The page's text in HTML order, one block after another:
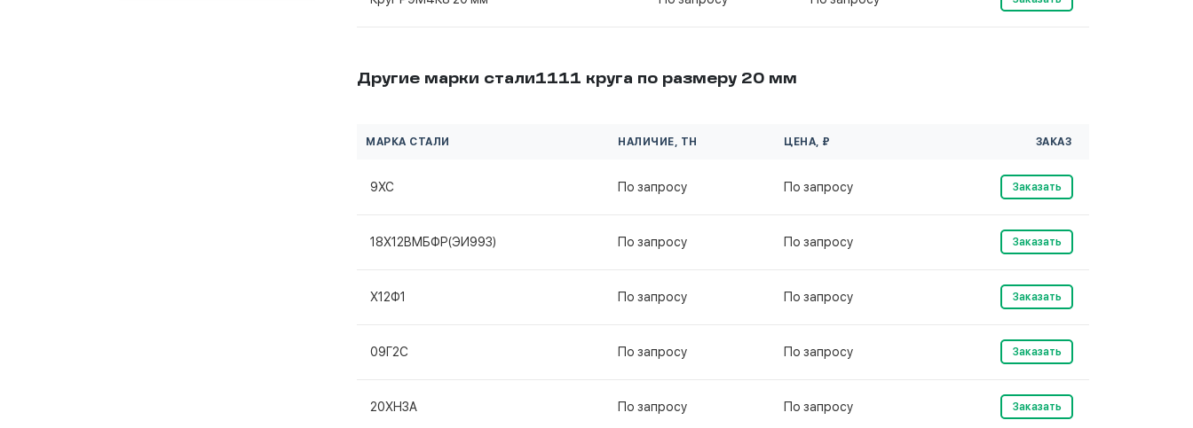
Другие марки стали1111 круга по размеру 20 мм
МАРКА СТАЛИ НАЛИЧИЕ, ТН ЦЕНА, ₽ ЗАКАЗ
9ХС По запросу По запросу Заказать
18Х12ВМБФР(ЭИ993) По запросу По запросу Заказать
Х12Ф1 По запросу По запросу Заказать
09Г2С По запросу По запросу Заказать
20ХН3А По запросу По запросу Заказать